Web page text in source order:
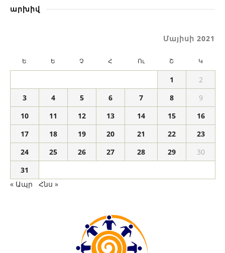
արխիվ
Մայիսի 2021
Ե Ե Չ Հ Ու Շ Կ
1
2
3
4 5 6 7 8
9
10
11 12 13 14 15
16
17
18 19 20 21 22
23
24
25 26 27 28 29
30
31
« Ապր
Հնս »